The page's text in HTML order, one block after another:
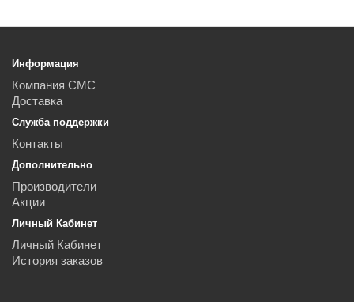
Информация
Компания СМС
Доставка
Служба поддержки
Контакты
Дополнительно
Производители
Акции
Личный Кабинет
Личный Кабинет
История заказов